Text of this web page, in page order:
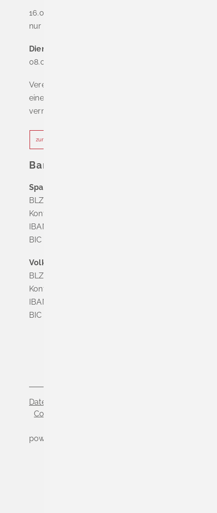
16.00 - 18.00 Uhr
nur nach Terminvereinbarung
Dienstag - Freitag
08.00 - 12.00 Uhr
Vereinbaren Sie online oder telefonisch
einen Termin, um Wartezeiten zu
vermeiden.
zur Terminvereinbarung
Bankverbindung
Sparkasse Markgräflerland Müllheim
BLZ 683 518 65
Konto Nr. 8 028 524
IBAN DE63 6835 1865 0008 0285 24
BIC SOLADES1MGL
Volksbank Dreiländereck
BLZ 683 900 00
Konto Nr. 3 500 004
IBAN DE56 6839 0000 0003 5000 04
BIC VOLODE66
Datenschutz
Cookie-Einstellungen
powered by